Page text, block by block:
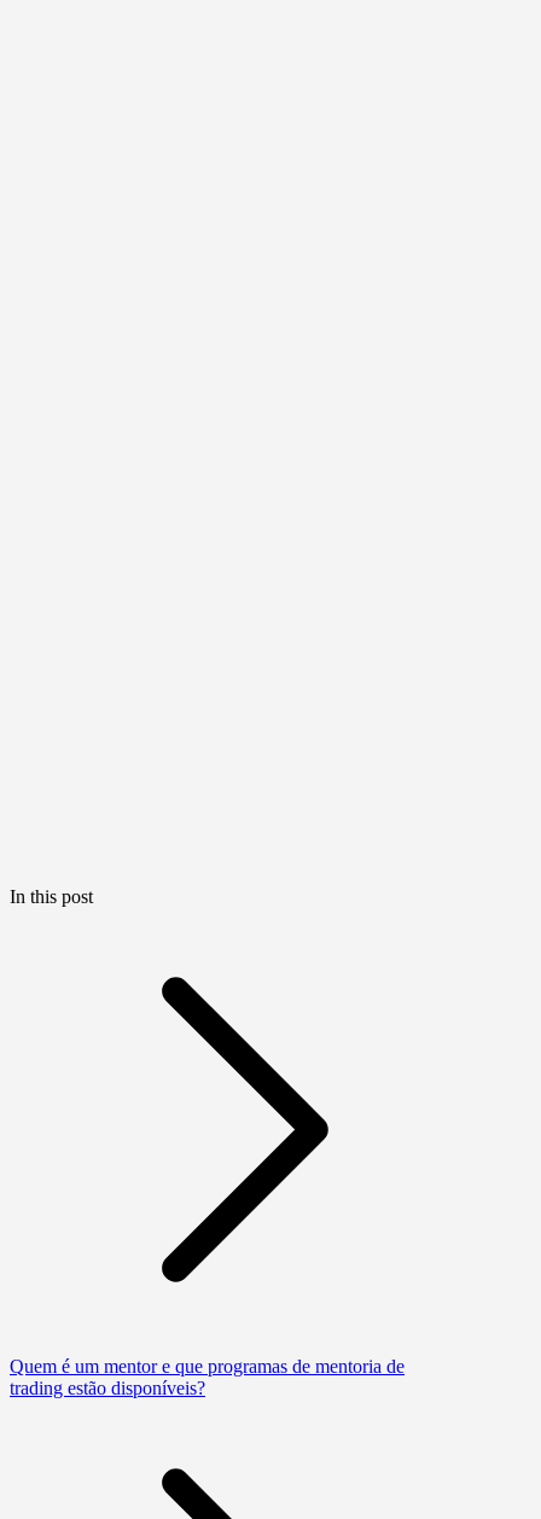
In this post
Quem é um mentor e que programas de mentoria de
trading estão disponíveis?